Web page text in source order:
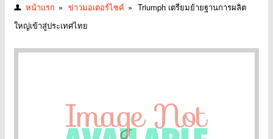
หน้าแรก » ข่าวมอเตอร์ไซค์ » Triumph เตรียมย้ายฐานการผลิต
ใหญ่เข้าสู่ประเทศไทย